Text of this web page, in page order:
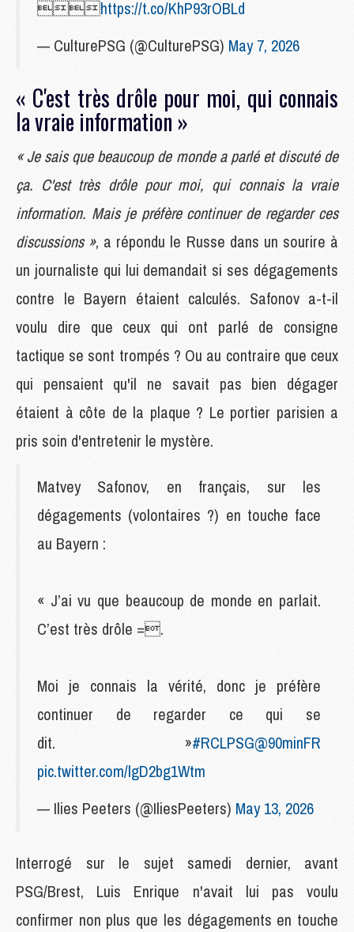
https://t.co/KhP93rOBLd
— CulturePSG (@CulturePSG) May 7, 2026
« C'est très drôle pour moi, qui connais
la vraie information »
« Je sais que beaucoup de monde a parlé et discuté de
ça. C'est très drôle pour moi, qui connais la vraie
information. Mais je préfère continuer de regarder ces
discussions », a répondu le Russe dans un sourire à
un journaliste qui lui demandait si ses dégagements
contre le Bayern étaient calculés. Safonov a-t-il
voulu dire que ceux qui ont parlé de consigne
tactique se sont trompés ? Ou au contraire que ceux
qui pensaient qu'il ne savait pas bien dégager
étaient à côte de la plaque ? Le portier parisien a
pris soin d'entretenir le mystère.
Matvey Safonov, en français, sur les
dégagements (volontaires ?) en touche face
au Bayern :
« J’ai vu que beaucoup de monde en parlait.
C’est très drôle =.
Moi je connais la vérité, donc je préfère
continuer de regarder ce qui se
dit. »#RCLPSG@90minFR
pic.twitter.com/lgD2bg1Wtm
— Ilies Peeters (@IliesPeeters) May 13, 2026
Interrogé sur le sujet samedi dernier, avant
PSG/Brest, Luis Enrique n'avait lui pas voulu
confirmer non plus que les dégagements en touche